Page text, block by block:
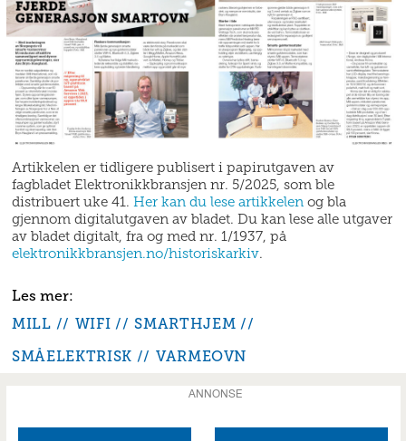
Artikkelen er tidligere publisert i papirutgaven av
fagbladet Elektronikkbransjen nr. 5/2025, som ble
distribuert uke 41.Her kan du lese artikkelen og bla
gjennom digitalutgaven av bladet. Du kan lese alle utgaver
av bladet digitalt, fra og med nr. 1/1937, på
elektronikkbransjen.no/historiskarkiv.
MILL WIFI
SMARTHJEM
SMÅELEKTRISK
VARMEOVN
ANNONSE